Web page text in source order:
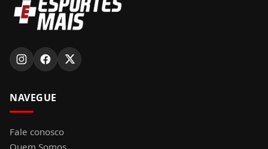
NAVEGUE
Fale conosco